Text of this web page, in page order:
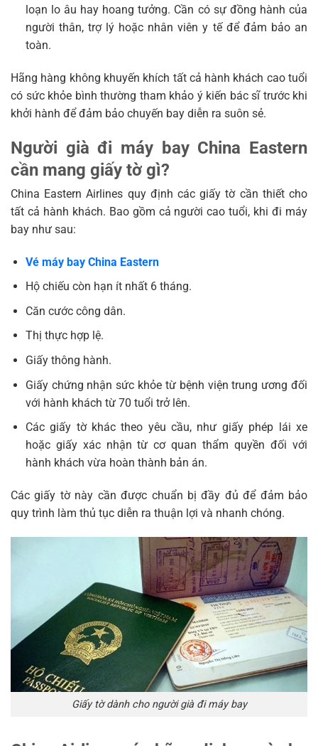
loạn lo âu hay hoang tưởng. Cần có sự đồng hành của
người thân, trợ lý hoặc nhân viên y tế để đảm bảo an
toàn.
Hãng hàng không khuyến khích tất cả hành khách cao tuổi
có sức khỏe bình thường tham khảo ý kiến bác sĩ trước khi
khởi hành để đảm bảo chuyến bay diễn ra suôn sẻ.
Người già đi máy bay China Eastern
cần mang giấy tờ gì?
China Eastern Airlines quy định các giấy tờ cần thiết cho
tất cả hành khách. Bao gồm cả người cao tuổi, khi đi máy
bay như sau:
Vé máy bay China Eastern
Hộ chiếu còn hạn ít nhất 6 tháng.
Căn cước công dân.
Thị thực hợp lệ.
Giấy thông hành.
Giấy chứng nhận sức khỏe từ bệnh viện trung ương đối
với hành khách từ 70 tuổi trở lên.
Các giấy tờ khác theo yêu cầu, như giấy phép lái xe
hoặc giấy xác nhận từ cơ quan thẩm quyền đối với
hành khách vừa hoàn thành bản án.
Các giấy tờ này cần được chuẩn bị đầy đủ để đảm bảo
quy trình làm thủ tục diễn ra thuận lợi và nhanh chóng.
Giấy tờ dành cho người già đi máy bay